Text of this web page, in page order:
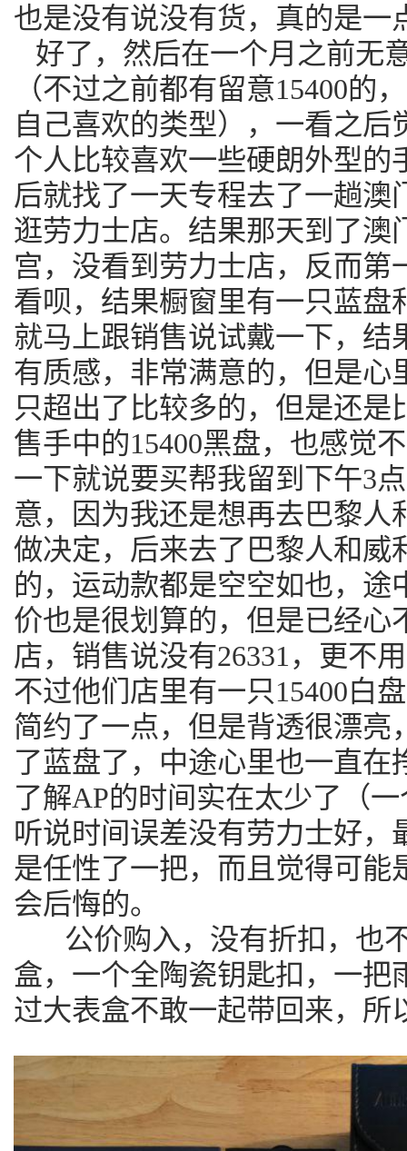
也是没有说没有货，真的是一
好了，然后在一个月之前无
（不过之前都有留意15400的
自己喜欢的类型），一看之
个人比较喜欢一些硬朗外型的
后就找了一天专程去了一趟澳
逛劳力士店。结果那天到了澳
宫，没看到劳力士店，反而第
看呗，结果橱窗里有一只蓝盘
就马上跟销售说试戴一下，结
有质感，非常满意的，但是心
只超出了比较多的，但是还
售手中的15400黑盘，也感觉
一下就说要买帮我留到下午3
意，因为我还是想再去巴黎人
做决定，后来去了巴黎人和威
的，运动款都是空空如也，途
价也是很划算的，但是已经心
店，销售说没有26331，更不
不过他们店里有一只15400白
简约了一点，但是背透很漂亮
了蓝盘了，中途心里也一直
了解AP的时间实在太少了（
听说时间误差没有劳力士好，
是任性了一把，而且觉得可能
会后悔的。
公价购入，没有折扣，也
盒，一个全陶瓷钥匙扣，一把
过大表盒不敢一起带回来，所